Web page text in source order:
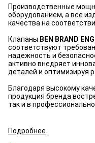
Производственные
оборудованием, а все
качества на
Клапаны BEN BRAND
соответствуют
надежность и
активно внедряет
деталей и оптимизируя
Благодаря высокому
продукция бренда
так и в
Подробнее